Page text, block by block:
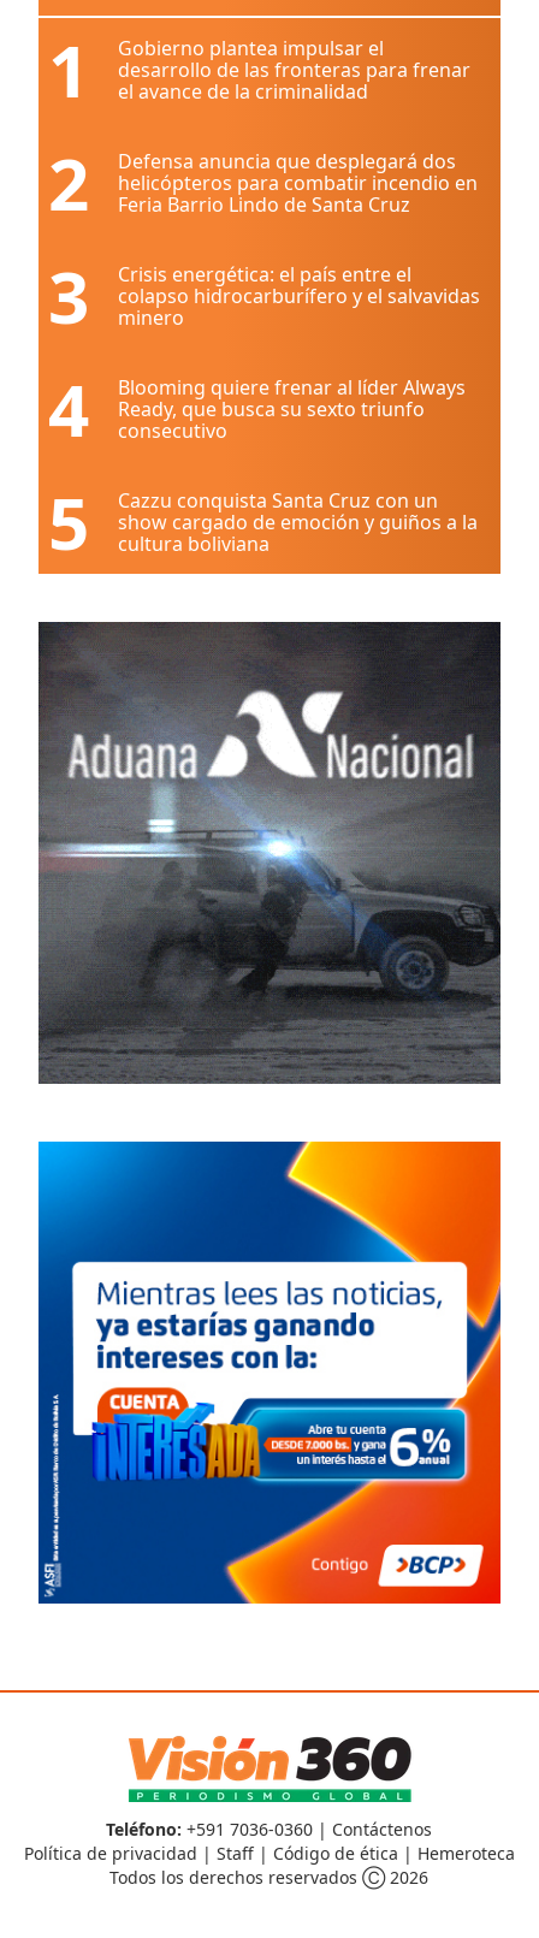
1
Gobierno plantea impulsar el
desarrollo de las fronteras para frenar
el avance de la criminalidad
2
Defensa anuncia que desplegará dos
helicópteros para combatir incendio en
Feria Barrio Lindo de Santa Cruz
3
Crisis energética: el país entre el
colapso hidrocarburífero y el salvavidas
minero
4
Blooming quiere frenar al líder Always
Ready, que busca su sexto triunfo
consecutivo
5
Cazzu conquista Santa Cruz con un
show cargado de emoción y guiños a la
cultura boliviana
Teléfono: +591 7036-0360 | Contáctenos
Política de privacidad | Staff| Código de ética | Hemeroteca
Todos los derechos reservados Ⓒ 2026